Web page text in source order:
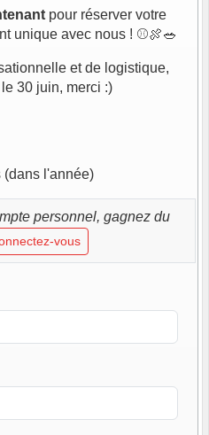
pour réserver votre
unique avec nous ! ⚾🍖🥗
et de logistique,
30 juin, merci :)
(dans l'année)
personnel, gagnez du
vous